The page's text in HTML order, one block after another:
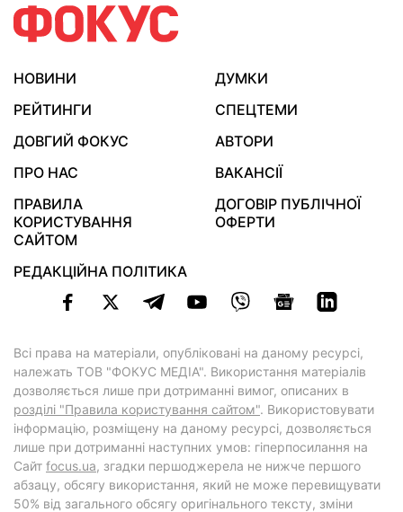
НОВИНИ
ДУМКИ
РЕЙТИНГИ
СПЕЦТЕМИ
ДОВГИЙ ФОКУС
АВТОРИ
ПРО НАС
ВАКАНСІЇ
ПРАВИЛА
КОРИСТУВАННЯ
САЙТОМ
ДОГОВІР ПУБЛІЧНОЇ
ОФЕРТИ
РЕДАКЦІЙНА ПОЛІТИКА
Всі права на матеріали, опубліковані на даному ресурсі,
належать ТОВ "ФОКУС МЕДІА". Використання матеріалів
дозволяється лише при дотриманні вимог, описаних в
розділі "Правила користування сайтом". Використовувати
інформацію, розміщену на даному ресурсі, дозволяється
лише при дотриманні наступних умов: гіперпосилання на
Cайт focus.ua, згадки першоджерела не нижче першого
абзацу, обсягу використання, який не може перевищувати
50% від загального обсягу оригінального тексту, зміни